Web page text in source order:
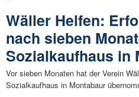
Wäller Helfen:
nach sieben
Sozialkaufhaus in
Vor sieben Monaten hat der Verein
Sozialkaufhaus in Montabaur